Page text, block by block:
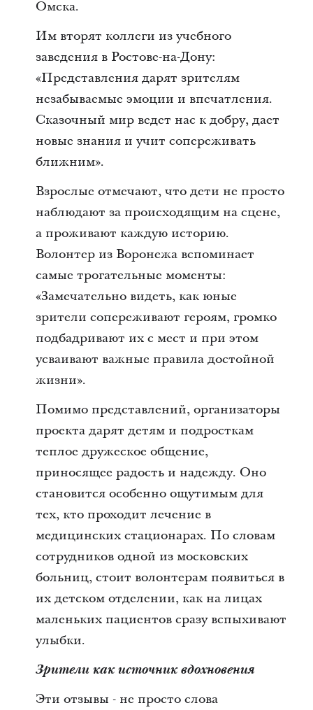
Омска.
Им вторят коллеги из учебного
заведения в Ростове-на-Дону:
«Представления дарят зрителям
незабываемые эмоции и впечатления.
Сказочный мир ведет нас к добру, дает
новые знания и учит сопереживать
ближним».
Взрослые отмечают, что дети не просто
наблюдают за происходящим на сцене,
а проживают каждую историю.
Волонтер из Воронежа вспоминает
самые трогательные моменты:
«Замечательно видеть, как юные
зрители сопереживают героям, громко
подбадривают их с мест и при этом
усваивают важные правила достойной
жизни».
Помимо представлений, организаторы
проекта дарят детям и подросткам
теплое дружеское общение,
приносящее радость и надежду. Оно
становится особенно ощутимым для
тех, кто проходит лечение в
медицинских стационарах. По словам
сотрудников одной из московских
больниц, стоит волонтерам появиться в
их детском отделении, как на лицах
маленьких пациентов сразу вспыхивают
улыбки.
Зрители как источник вдохновения
Эти отзывы - не просто слова